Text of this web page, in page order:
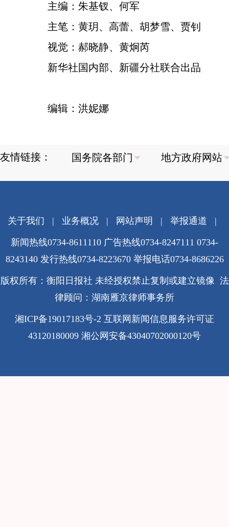
主编：朱基钗、何军
主笔：黄玥、高蕾、胡梦雪、贾钊
视觉：郝晓静、黄炯芮
新华社国内部、新疆分社联合出品
编辑：洪妮娜
友情链接：
关于我们 | 业务概况| 网站声明 | 举报通道 |
新闻热线0734-8611110 广告热线0734-8247111 0734-
8243140 发行热线0734-8223670 举报电话0734-8686226
版权所有：衡阳日报社 未经授权禁止复制或建立镜像 法
律顾问：湖南雁京律师事务所
湘ICP备19017183号-2 互联网新闻信息服务许可证
43120180009 湘公网安备43040702000120号